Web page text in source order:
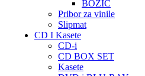
BOŽIĆ
Pribor za vinile
Slipmat
CD I Kasete
CD-i
CD BOX SET
Kasete